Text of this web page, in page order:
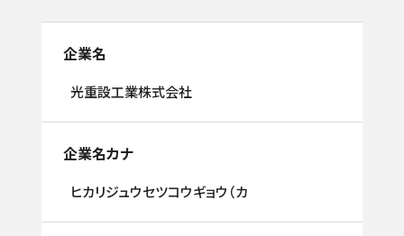
企業名
光重設工業株式会社
企業名カナ
ヒカリジュウセツコウギョウ（カ